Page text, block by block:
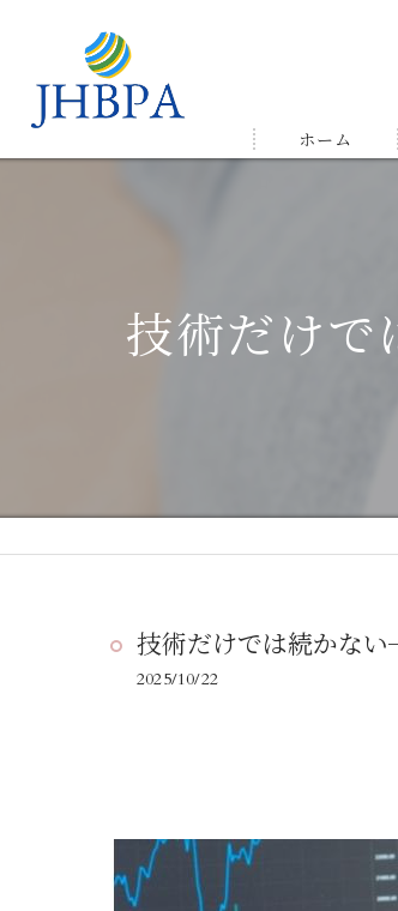
ホーム
技術だけ
技術だけでは続かな
2025/10/22